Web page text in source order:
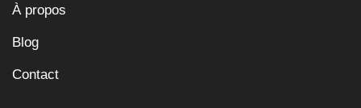
À propos
Blog
Contact